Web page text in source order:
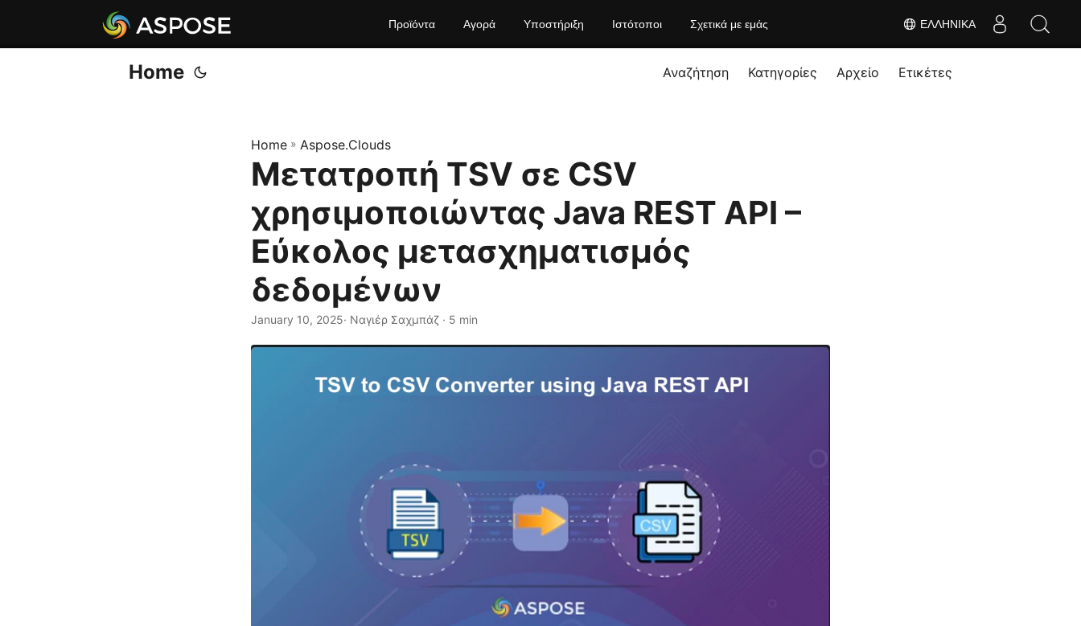
ΕΛΛΗΝΙΚΆ
Προϊόντα Αγορά Υποστήριξη Ιστότοποι Σχετικά με εμάς
Home Αναζήτηση Κατηγορίες Αρχείο Ετικέτες
Home » Aspose.Clouds
Μετατροπή TSV σε CSV
χρησιμοποιώντας Java REST API –
Εύκολος μετασχηματισμός
δεδομένων
January 10, 2025· Ναγιέρ Σαχμπάζ · 5 min